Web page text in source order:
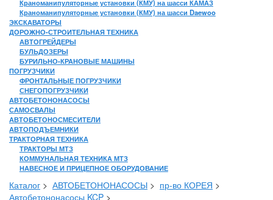
Краноманипуляторные установки (КМУ) на шасси КАМАЗ
Краноманипуляторные установки (КМУ) на шасси Daewoo
ЭКСКАВАТОРЫ
ДОРОЖНО-СТРОИТЕЛЬНАЯ ТЕХНИКА
АВТОГРЕЙДЕРЫ
БУЛЬДОЗЕРЫ
БУРИЛЬНО-КРАНОВЫЕ МАШИНЫ
ПОГРУЗЧИКИ
ФРОНТАЛЬНЫЕ ПОГРУЗЧИКИ
СНЕГОПОГРУЗЧИКИ
АВТОБЕТОНОНАСОСЫ
САМОСВАЛЫ
АВТОБЕТОНОСМЕСИТЕЛИ
АВТОПОДЪЕМНИКИ
ТРАКТОРНАЯ ТЕХНИКА
ТРАКТОРЫ МТЗ
КОММУНАЛЬНАЯ ТЕХНИКА МТЗ
НАВЕСНОЕ И ПРИЦЕПНОЕ ОБОРУДОВАНИЕ
Каталог > АВТОБЕТОНОНАСОСЫ > пр-во КОРЕЯ >
Автобетононасосы KCP >